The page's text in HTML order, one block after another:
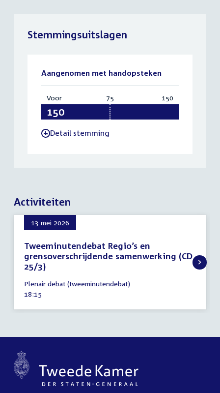
Stemmingsuitslagen
Aangenomen met handopsteken
Voor:
150
75 150
-Detail stemming
Activiteiten
13 mei 2026
Tweeminutendebat Regio’s en
grensoverschrijdende samenwerking (CD
25/3)
mei
2026
Plenair debat (tweeminutendebat)
Tijd
18:15